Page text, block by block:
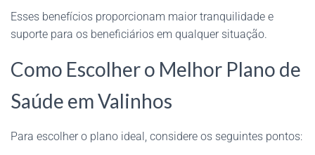
Esses benefícios proporcionam maior tranquilidade e
suporte para os beneficiários em qualquer situação.
Como Escolher o Melhor Plano de
Saúde em Valinhos
Para escolher o plano ideal, considere os seguintes pontos: